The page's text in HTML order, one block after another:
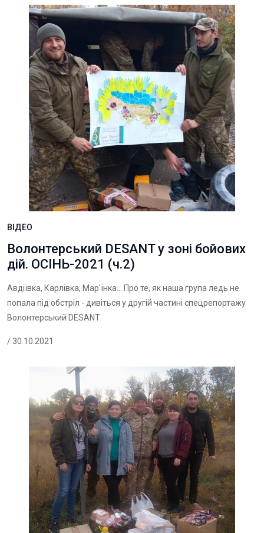
ВІДЕО
Волонтерський DESANT у зоні бойових
дій. ОСІНЬ-2021 (ч.2)
Авдіївка, Карлівка, Мар'їнка... Про те, як наша група ледь не
попала під обстріл - дивіться у другій частині спецрепортажу
Волонтерський DESANT
/ 30.10.2021